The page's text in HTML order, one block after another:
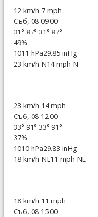
12 km/h 7 mph
Съб, 08 09:00
31° 87° 31° 87°
49%
1011 hPa29.85 inHg
23 km/h N14 mph N
23 km/h 14 mph
Съб, 08 12:00
33° 91° 33° 91°
37%
1010 hPa29.83 inHg
18 km/h NE11 mph NE
18 km/h 11 mph
Съб, 08 15:00